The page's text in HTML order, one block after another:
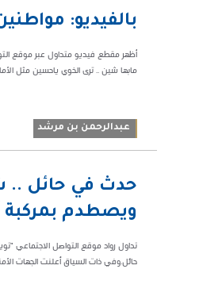
بالفيديو:
أظهر مقطع فيديو متداول عبر موقع
مابها شين .. ترى الخوي ياحسين مثل
عبدالرحمن بن مرشد
حدث في حائل ..
ويصطدم بمركبة
تداول رواد موقع التواصل الاجتماعي
حائل.وفي ذات السياق أعلنت الجهات